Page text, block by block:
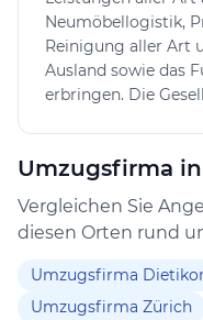
Aktivitäten im In- und
realisieren.
Die Umzug
transparente
eine individuelle
Wünsche und
können. So
umfassend im
Transportprozess.
Neumöbellogistik,
Reinigung aller Art
Ausland sowie das
erbringen. Die
übernehmen sowie
Liegenschaften
veräussern.
Umzugsfirma
Vergleichen Sie
diesen Orten rund
Umzugsfirma
Umzugsfirma Zürich